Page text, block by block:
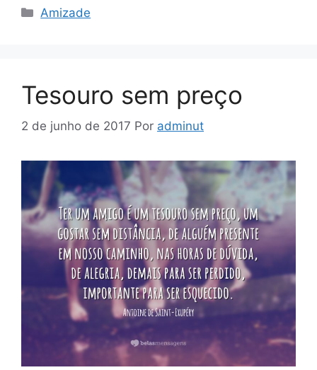
Categorias
Amizade
Tesouro sem preço
2 de junho de 2017 Por adminut